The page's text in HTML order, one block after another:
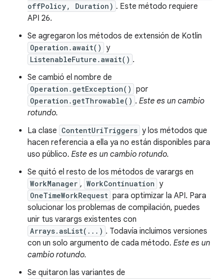
offPolicy, Duration) . Este método requiere
API 26.
Se agregaron los métodos de extensión de Kotlin
Operation.await() y
ListenableFuture.await() .
Se cambió el nombre de
Operation.getException() por
Operation.getThrowable() . Este es un cambio
rotundo.
La clase ContentUriTriggers y los métodos que
hacen referencia a ella ya no están disponibles para
uso público. Este es un cambio rotundo.
Se quitó el resto de los métodos de varargs en
WorkManager , WorkContinuation y
OneTimeWorkRequest para optimizar la API. Para
solucionar los problemas de compilación, puedes
unir tus varargs existentes con
Arrays.asList(...) . Todavía incluimos versiones
con un solo argumento de cada método. Este es un
cambio rotundo.
Se quitaron las variantes de